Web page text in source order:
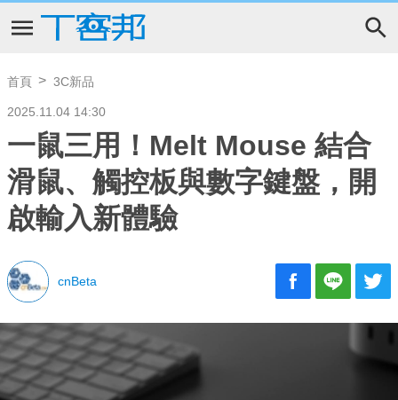
首頁 3C新品
2025.11.04 14:30
一鼠三用！Melt Mouse 結合
滑鼠、觸控板與數字鍵盤，開
啟輸入新體驗
cnBeta